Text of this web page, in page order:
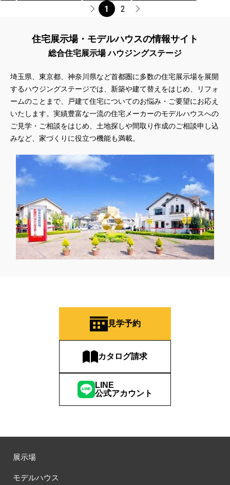
1 2
住宅展示場・モデルハウスの情報サイト
総合住宅展示場 ハウジングステージ
埼玉県、東京都、神奈川県など首都圏に多数の住宅展示場を展開
するハウジングステージでは、新築や建て替えをはじめ、リフォ
ームのことまで、戸建て住宅についてのお悩み・ご要望にお応え
いたします。実績豊富な一流の住宅メーカーのモデルハウスへの
ご見学・ご相談をはじめ、土地探しや間取り作成のご相談申し込
みなど、家づくりに役立つ機能も満載。
見学予約
カタログ請求
LINE
公式アカウント
展示場
モデルハウス